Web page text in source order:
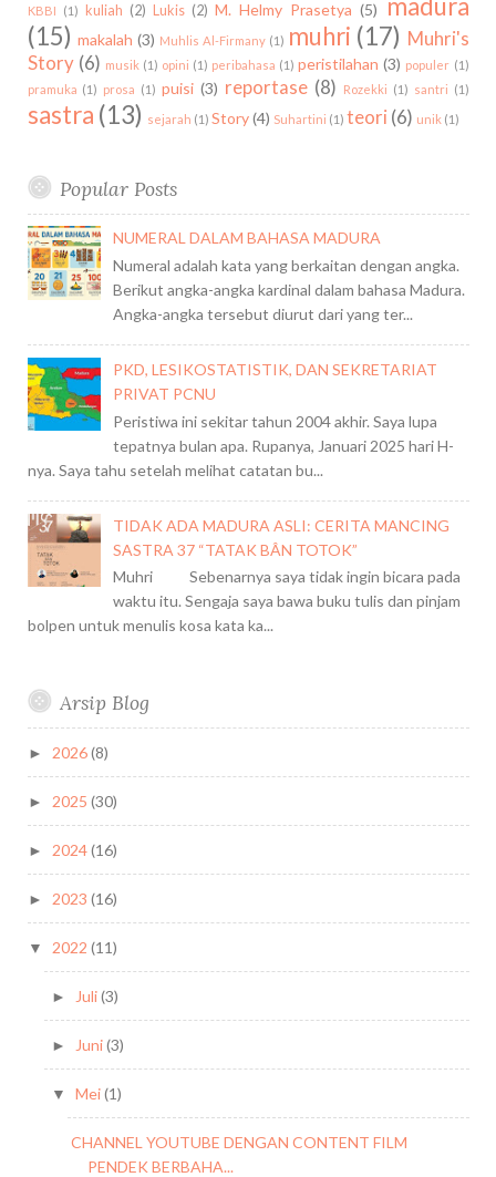
M
P
E
N
D
R
B
A
H
A
A
D
U
R
A
KBBI (1) kuliah (2) Lukis (2) M. Helmy Prasetya (5)
(15) makalah (3) Muhlis Al-Firmany (1) muhri (17) Muhri's
Story (6) musik (1) opini (1) peribahasa (1) peristilahan (3) populer (1)
pramuka (1) prosa (1) puisi (3) reportase (8) Rozekki (1) santri (1)
sastra (13) sejarah (1) Story (4) Suhartini (1) teori (6) unik (1)
Popular Posts
NUMERAL DALAM BAHASA MADURA
Numeral adalah kata yang berkaitan dengan angka.
Berikut angka-angka kardinal dalam bahasa Madura.
Angka-angka tersebut diurut dari yang ter...
PKD, LESIKOSTATISTIK, DAN SEKRETARIAT
PRIVAT PCNU
Peristiwa ini sekitar tahun 2004 akhir. Saya lupa
tepatnya bulan apa. Rupanya, Januari 2025 hari H-
nya. Saya tahu setelah melihat catatan bu...
TIDAK ADA MADURA ASLI: CERITA MANCING
SASTRA 37 “TATAK BÂN TOTOK”
Muhri Sebenarnya saya tidak ingin bicara pada
waktu itu. Sengaja saya bawa buku tulis dan pinjam
bolpen untuk menulis kosa kata ka...
Arsip Blog
► 2026(8)
► 2025 (30)
► 2024(16)
► 2023 (16)
▼ 2022 (11)
► Juli(3)
► Juni(3)
▼ Mei(1)
CHANNEL YOUTUBE DENGAN CONTENT FILM
PENDEK BERBAHA...